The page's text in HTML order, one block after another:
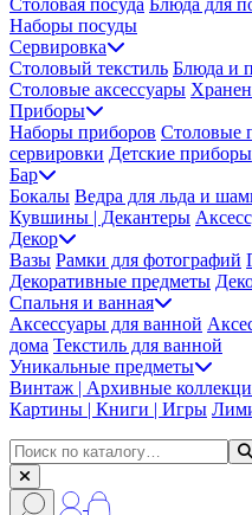
Наборы посуды
Сервировка
Столовый текстиль Блюда и
Столовые аксессуары
Приборы
Наборы приборов Столовые
сервировки Детские приборы
Бар
Бокалы Ведра для льда и
Кувшины | Декантеры
Декор
Вазы Рамки для фотографий
Декоративные предметы
Спальня и ванная
Аксессуары для ванной
дома Текстиль для ванной
Уникальные предметы
Винтаж | Архивные
Картины | Книги | Игры